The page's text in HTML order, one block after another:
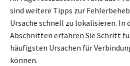
sind weitere Tipps zur
Ursache schnell zu lokalisieren. In
Abschnitten erfahren Sie Schritt
häufigsten Ursachen für
können.